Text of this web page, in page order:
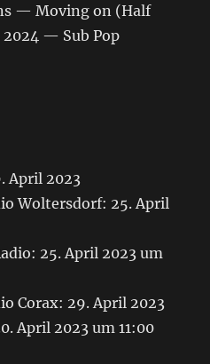
— Moving on (Half
— Sub Pop
April 2023
Woltersdorf: 25. April
25. April 2023 um
Corax: 29. April 2023
April 2023 um 11:00